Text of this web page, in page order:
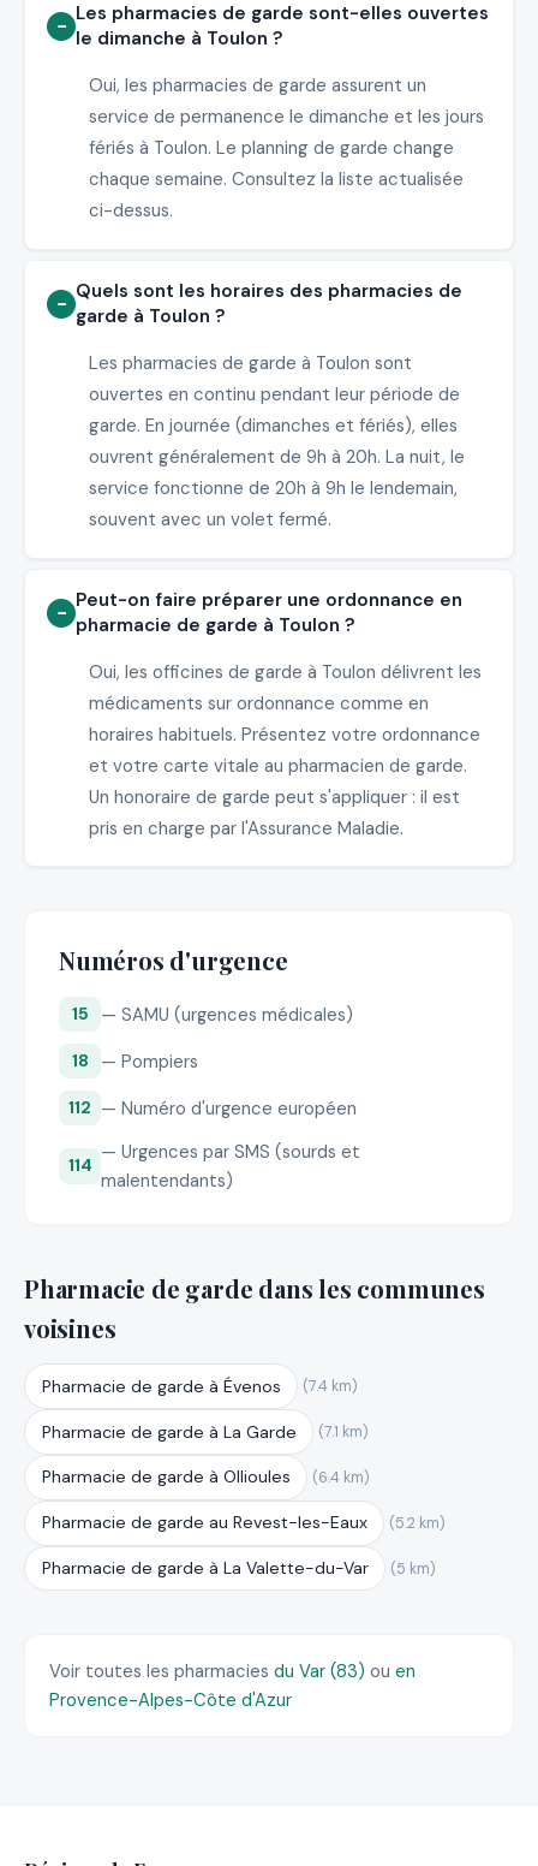
Les pharmacies de garde sont-elles ouvertes
le dimanche à Toulon ?
Oui, les pharmacies de garde assurent un
service de permanence le dimanche et les jours
fériés à Toulon. Le planning de garde change
chaque semaine. Consultez la liste actualisée
ci-dessus.
Quels sont les horaires des pharmacies de
garde à Toulon ?
Les pharmacies de garde à Toulon sont
ouvertes en continu pendant leur période de
garde. En journée (dimanches et fériés), elles
ouvrent généralement de 9h à 20h. La nuit, le
service fonctionne de 20h à 9h le lendemain,
souvent avec un volet fermé.
Peut-on faire préparer une ordonnance en
pharmacie de garde à Toulon ?
Oui, les officines de garde à Toulon délivrent les
médicaments sur ordonnance comme en
horaires habituels. Présentez votre ordonnance
et votre carte vitale au pharmacien de garde.
Un honoraire de garde peut s'appliquer : il est
pris en charge par l'Assurance Maladie.
Numéros d'urgence
15 — SAMU (urgences médicales)
18 — Pompiers
112 — Numéro d'urgence européen
114
— Urgences par SMS (sourds et
malentendants)
Pharmacie de garde dans les communes
voisines
Pharmacie de garde à Évenos (7.4 km)
Pharmacie de garde à La Garde (7.1 km)
Pharmacie de garde à Ollioules (6.4 km)
Pharmacie de garde au Revest-les-Eaux (5.2 km)
Pharmacie de garde à La Valette-du-Var (5 km)
Voir toutes les pharmacies du Var (83) ou en
Provence-Alpes-Côte d'Azur